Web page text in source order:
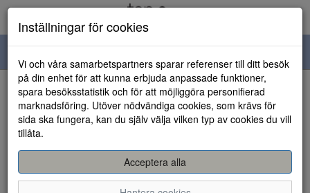
navigation
HEM
Inställningar för cookies
Vi och våra samarbetspartners sparar referenser till ditt besök
på din enhet för att kunna erbjuda anpassade funktioner,
spara besöksstatistik och för att möjliggöra personifierad
marknadsföring. Utöver nödvändiga cookies, som krävs för
sida ska fungera, kan du själv välja vilken typ av cookies du vill
tillåta.
Acceptera alla